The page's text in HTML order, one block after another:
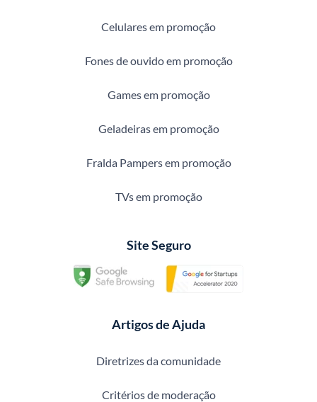
Celulares em promoção
Fones de ouvido em promoção
Games em promoção
Geladeiras em promoção
Fralda Pampers em promoção
TVs em promoção
Site Seguro
Artigos de Ajuda
Diretrizes da comunidade
Critérios de moderação